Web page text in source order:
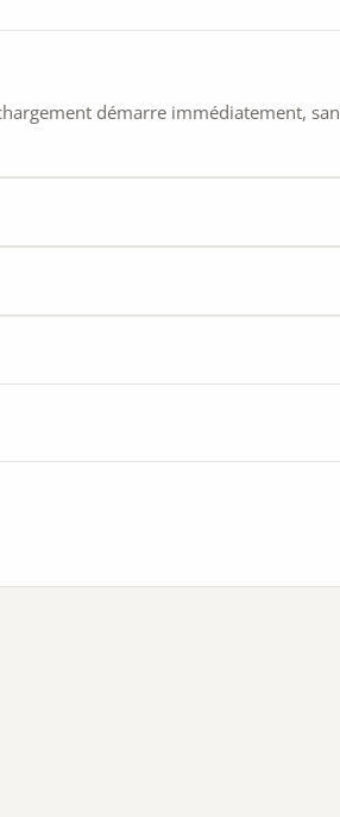
démarre immédiatement,